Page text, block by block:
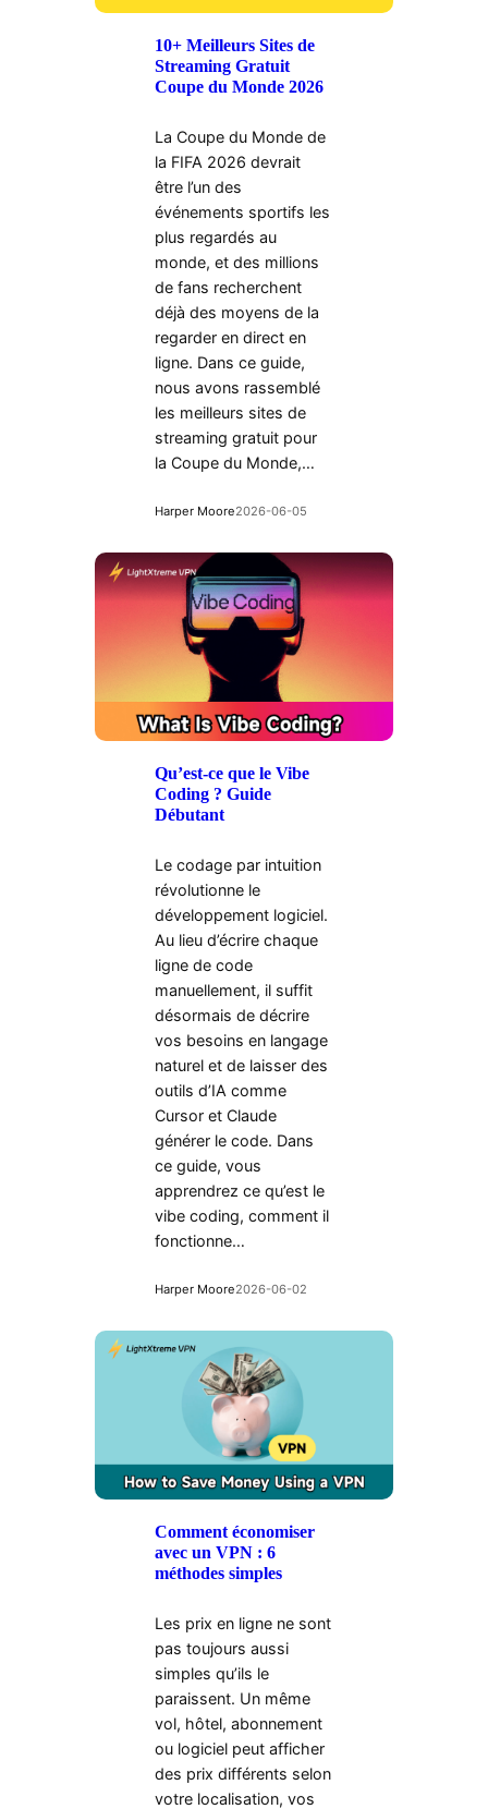
10+ Meilleurs Sites de
Streaming Gratuit
Coupe du Monde 2026
La Coupe du Monde de
la FIFA 2026 devrait
être l’un des
événements sportifs les
plus regardés au
monde, et des millions
de fans recherchent
déjà des moyens de la
regarder en direct en
ligne. Dans ce guide,
nous avons rassemblé
les meilleurs sites de
streaming gratuit pour
la Coupe du Monde,…
Harper Moore2026-06-05
Qu’est-ce que le Vibe
Coding ? Guide
Débutant
Le codage par intuition
révolutionne le
développement logiciel.
Au lieu d’écrire chaque
ligne de code
manuellement, il suffit
désormais de décrire
vos besoins en langage
naturel et de laisser des
outils d’IA comme
Cursor et Claude
générer le code. Dans
ce guide, vous
apprendrez ce qu’est le
vibe coding, comment il
fonctionne…
Harper Moore2026-06-02
Comment économiser
avec un VPN : 6
méthodes simples
Les prix en ligne ne sont
pas toujours aussi
simples qu’ils le
paraissent. Un même
vol, hôtel, abonnement
ou logiciel peut afficher
des prix différents selon
votre localisation, vos